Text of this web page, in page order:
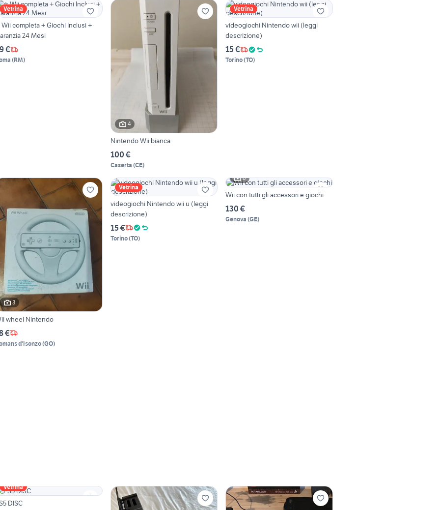
Vetrina
Wii completa + Giochi Inclusi +
24 Mesi
€
(RM)
4
Nintendo Wii bianca
100 €
Caserta (CE)
Vetrina
videogiochi Nintendo wii (leggi
descrizione)
15 €
Torino(TO)
3
wheel Nintendo
€
d'Isonzo(GO)
Vetrina
videogiochi Nintendo wii u (leggi
descrizione)
15 €
Torino(TO)
6
Wii con tutti gli accessori e giochi
130 €
Genova (GE)
Vetrina
DISC